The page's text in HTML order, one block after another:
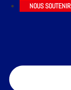
NOUS SOUTENIR